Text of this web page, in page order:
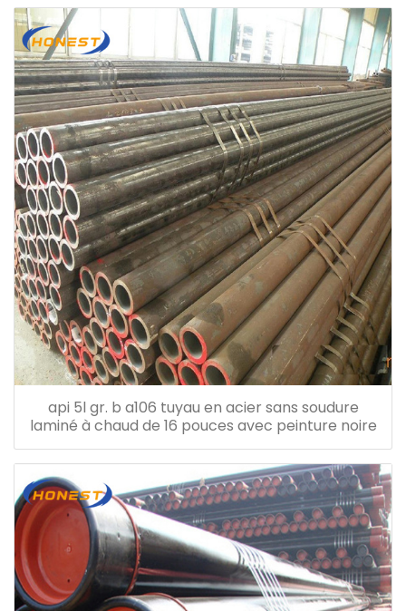
api 5l gr. b a106 tuyau en acier sans soudure
laminé à chaud de 16 pouces avec peinture noire